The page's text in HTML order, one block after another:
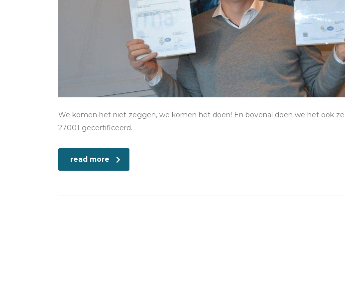
We komen het niet zeggen, we komen het doen! En bovenal doen we het ook
27001 gecertificeerd.
read more